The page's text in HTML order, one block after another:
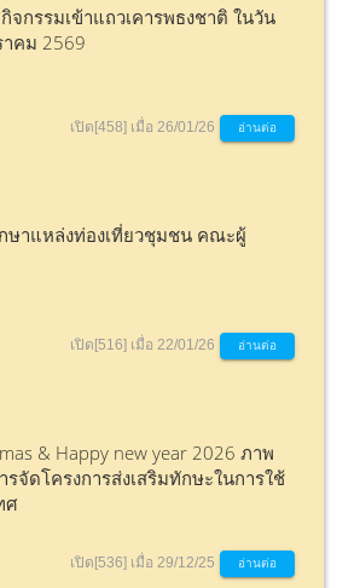
จกรรมเข้าแถวเคารพธงชาติ ในวัน
คม 2569
เปิด[458] เมื่อ 26/01/26 อ่านต่อ
ษาแหล่งท่องเที่ยวชุมชน คณะผู้
เปิด[516] เมื่อ 22/01/26 อ่านต่อ
& Happy new year 2026 ภาพ
จัดโครงการส่งเสริมทักษะในการใช้
ศ
เปิด[536] เมื่อ 29/12/25 อ่านต่อ